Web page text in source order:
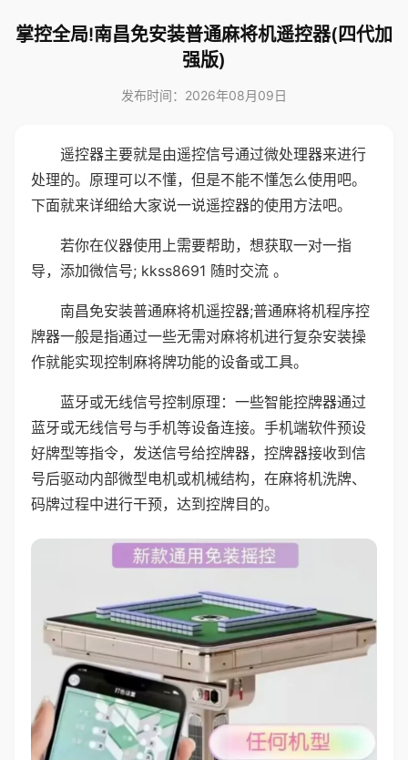
掌控全局!南昌免安装普通麻将机遥控器(四代加
强版)
发布时间：2026年08月09日
遥控器主要就是由遥控信号通过微处理器来进行
处理的。原理可以不懂，但是不能不懂怎么使用吧。
下面就来详细给大家说一说遥控器的使用方法吧。
若你在仪器使用上需要帮助，想获取一对一指
导，添加微信号; kkss8691 随时交流 。
南昌免安装普通麻将机遥控器;普通麻将机程序控
牌器一般是指通过一些无需对麻将机进行复杂安装操
作就能实现控制麻将牌功能的设备或工具。
蓝牙或无线信号控制原理：一些智能控牌器通过
蓝牙或无线信号与手机等设备连接。手机端软件预设
好牌型等指令，发送信号给控牌器，控牌器接收到信
号后驱动内部微型电机或机械结构，在麻将机洗牌、
码牌过程中进行干预，达到控牌目的。